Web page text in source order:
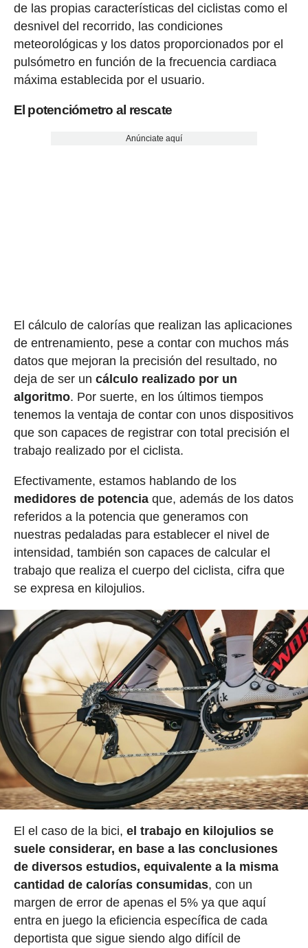
de las propias características del ciclistas como el
desnivel del recorrido, las condiciones
meteorológicas y los datos proporcionados por el
pulsómetro en función de la frecuencia cardiaca
máxima establecida por el usuario.
El potenciómetro al rescate
Anúnciate aquí
El cálculo de calorías que realizan las aplicaciones
de entrenamiento, pese a contar con muchos más
datos que mejoran la precisión del resultado, no
deja de ser un cálculo realizado por un
algoritmo. Por suerte, en los últimos tiempos
tenemos la ventaja de contar con unos dispositivos
que son capaces de registrar con total precisión el
trabajo realizado por el ciclista.
Efectivamente, estamos hablando de los
medidores de potenciaque, además de los datos
referidos a la potencia que generamos con
nuestras pedaladas para establecer el nivel de
intensidad, también son capaces de calcular el
trabajo que realiza el cuerpo del ciclista, cifra que
se expresa en kilojulios.
El el caso de la bici, el trabajo en kilojulios se
suele considerar, en base a las conclusiones
de diversos estudios, equivalente a la misma
cantidad de calorías consumidas, con un
margen de error de apenas el 5% ya que aquí
entra en juego la eficiencia específica de cada
deportista que sigue siendo algo difícil de